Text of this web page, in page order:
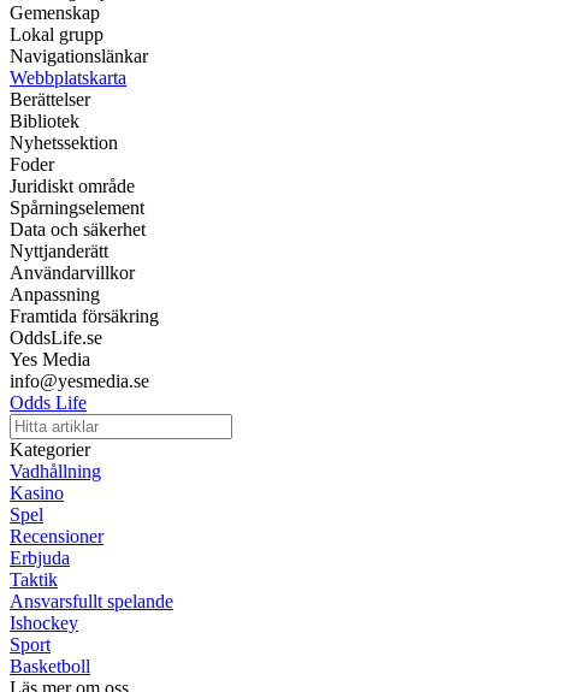
Gemenskap
Lokal grupp
Navigationslänkar
Webbplatskarta
Berättelser
Bibliotek
Nyhetssektion
Foder
Juridiskt område
Spårningselement
Data och säkerhet
Nyttjanderätt
Användarvillkor
Anpassning
Framtida försäkring
OddsLife.se
Yes Media
info@yesmedia.se
Odds Life
Kategorier
Vadhållning
Kasino
Spel
Recensioner
Erbjuda
Taktik
Ansvarsfullt spelande
Ishockey
Sport
Basketboll
Läs mer om oss